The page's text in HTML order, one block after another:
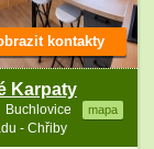
Karpaty
Buchlovice mapa
- Chřiby
kontakty